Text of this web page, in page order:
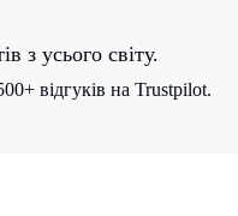
з усього світу.
відгуків на Trustpilot.